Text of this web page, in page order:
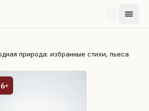
природа: избранные стихи, пьеса